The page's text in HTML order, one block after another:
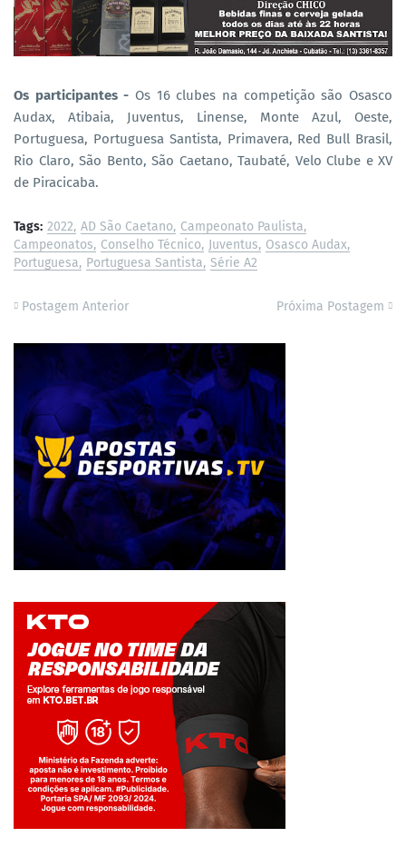
Os participantes - Os 16 clubes na competição são Osasco
Audax, Atibaia, Juventus, Linense, Monte Azul, Oeste,
Portuguesa, Portuguesa Santista, Primavera, Red Bull Brasil,
Rio Claro, São Bento, São Caetano, Taubaté, Velo Clube e XV
de Piracicaba.
Tags: 2022 AD São Caetano Campeonato Paulista
Campeonatos Conselho Técnico Juventus Osasco Audax
Portuguesa Portuguesa Santista Série A2
Postagem Anterior Próxima Postagem
Jogue com responsabilidade. 18+